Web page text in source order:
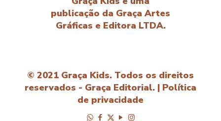
publicação da Graça Artes
Gráficas e Editora LTDA.
© 2021 Graça Kids. Todos os direitos
reservados - Graça Editorial. | Política
de privacidade